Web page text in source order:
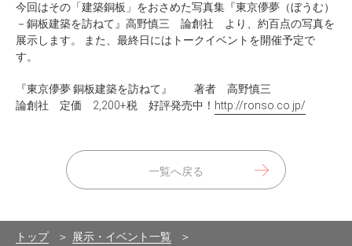
今回はその「建築銅板」をおさめた写真集『東京儚夢（ぼうむ）
－銅板建築を訪ねて』高野慎三 論創社 より、約百点の写真を
展示します。 また、最終日にはトークイベントを開催予定で
す。
『東京儚夢 銅板建築を訪ねて』 著者 高野慎三
論創社 定価 2,200+税 好評発売中！ http://ronso.co.jp/
一覧へ戻る
トップ
展示・イベント一覧